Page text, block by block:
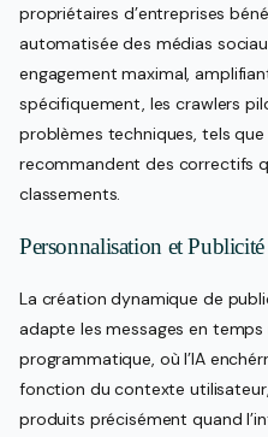
propriétaires d’entreprises
automatisée des médias
engagement maximal,
spécifiquement, les crawlers
problèmes techniques, tels
recommandent des correctifs
classements.
Personnalisation et
La création dynamique de
adapte les messages en
programmatique, où l’IA
fonction du contexte
produits précisément quand